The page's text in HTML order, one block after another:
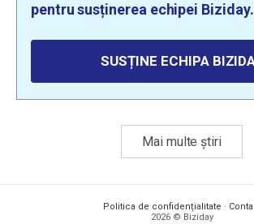
pentru susținerea echipei Biziday.
SUSȚINE ECHIPA
Mai multe știri
Politica de confidențialitate ·
2026 © Biziday